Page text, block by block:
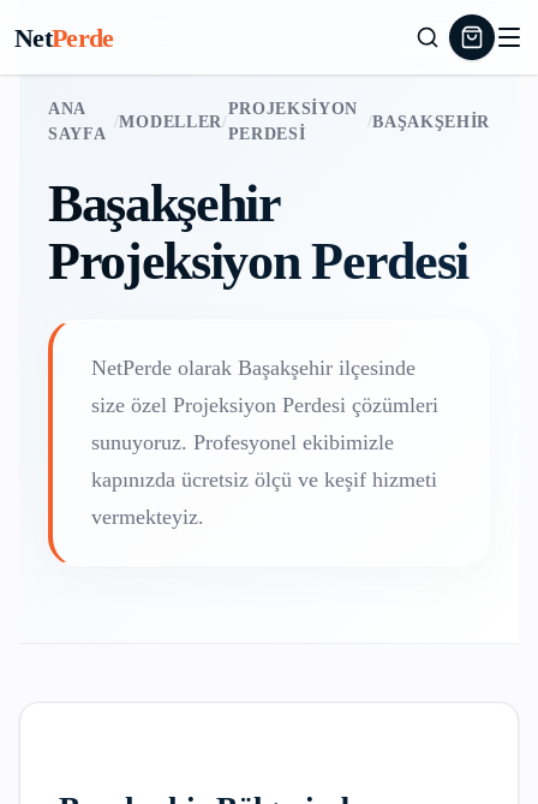
NetPerde
ANA
SAYFA
/MODELLER/
PROJEKSIYON
PERDESI
/BAŞAKŞEHIR
Başakşehir
Projeksiyon Perdesi
NetPerde olarak Başakşehir ilçesinde
size özel Projeksiyon Perdesi çözümleri
sunuyoruz. Profesyonel ekibimizle
kapınızda ücretsiz ölçü ve keşif hizmeti
vermekteyiz.